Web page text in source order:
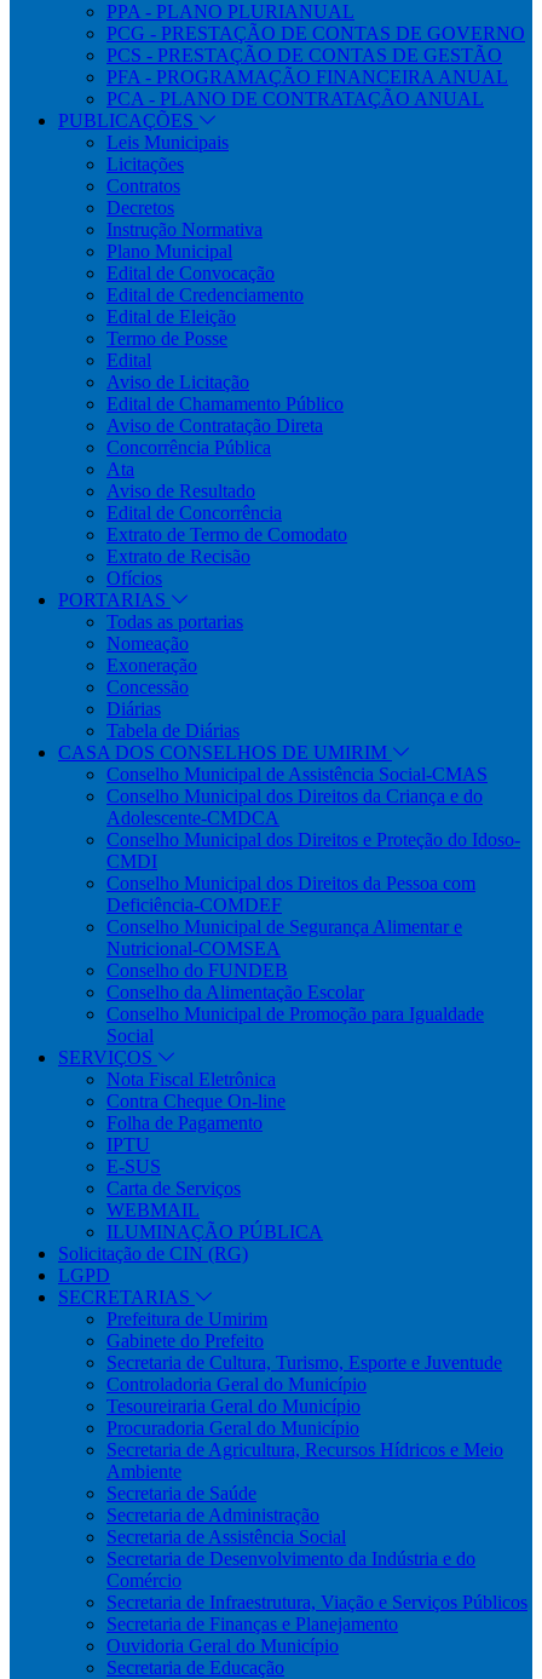
PPA - PLANO PLURIANUAL
PCG - PRESTAÇÃO DE CONTAS DE GOVERNO
PCS - PRESTAÇÃO DE CONTAS DE GESTÃO
PFA - PROGRAMAÇÃO FINANCEIRA ANUAL
PCA - PLANO DE CONTRATAÇÃO ANUAL
PUBLICAÇÕES
Leis Municipais
Licitações
Contratos
Decretos
Instrução Normativa
Plano Municipal
Edital de Convocação
Edital de Credenciamento
Edital de Eleição
Termo de Posse
Edital
Aviso de Licitação
Edital de Chamamento Público
Aviso de Contratação Direta
Concorrência Pública
Ata
Aviso de Resultado
Edital de Concorrência
Extrato de Termo de Comodato
Extrato de Recisão
Ofícios
PORTARIAS
Todas as portarias
Nomeação
Exoneração
Concessão
Diárias
Tabela de Diárias
CASA DOS CONSELHOS DE UMIRIM
Conselho Municipal de Assistência Social-CMAS
Conselho Municipal dos Direitos da Criança e do
Adolescente-CMDCA
Conselho Municipal dos Direitos e Proteção do Idoso-
CMDI
Conselho Municipal dos Direitos da Pessoa com
Deficiência-COMDEF
Conselho Municipal de Segurança Alimentar e
Nutricional-COMSEA
Conselho do FUNDEB
Conselho da Alimentação Escolar
Conselho Municipal de Promoção para Igualdade
Social
SERVIÇOS
Nota Fiscal Eletrônica
Contra Cheque On-line
Folha de Pagamento
IPTU
E-SUS
Carta de Serviços
WEBMAIL
ILUMINAÇÃO PÚBLICA
Solicitação de CIN (RG)
LGPD
SECRETARIAS
Prefeitura de Umirim
Gabinete do Prefeito
Secretaria de Cultura, Turismo, Esporte e Juventude
Controladoria Geral do Município
Tesoureiraria Geral do Município
Procuradoria Geral do Município
Secretaria de Agricultura, Recursos Hídricos e Meio
Ambiente
Secretaria de Saúde
Secretaria de Administração
Secretaria de Assistência Social
Secretaria de Desenvolvimento da Indústria e do
Comércio
Secretaria de Infraestrutura, Viação e Serviços Públicos
Secretaria de Finanças e Planejamento
Ouvidoria Geral do Município
Secretaria de Educação